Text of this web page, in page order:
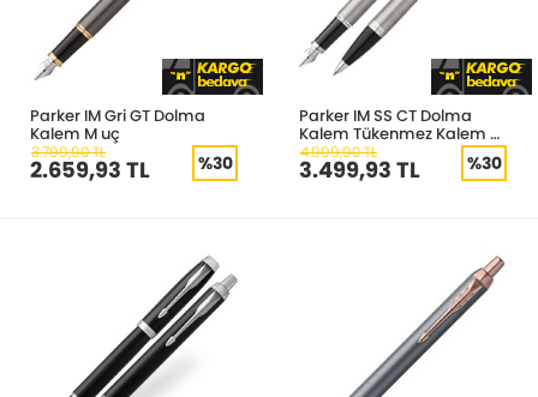
Parker IM Gri GT Dolma
Kalem M uç
3.799,90 TL
2.659,93 TL %30
Parker IM SS CT Dolma
Kalem Tükenmez Kalem
Kılıflı Duo Set
4.999,90 TL
3.499,93 TL %30